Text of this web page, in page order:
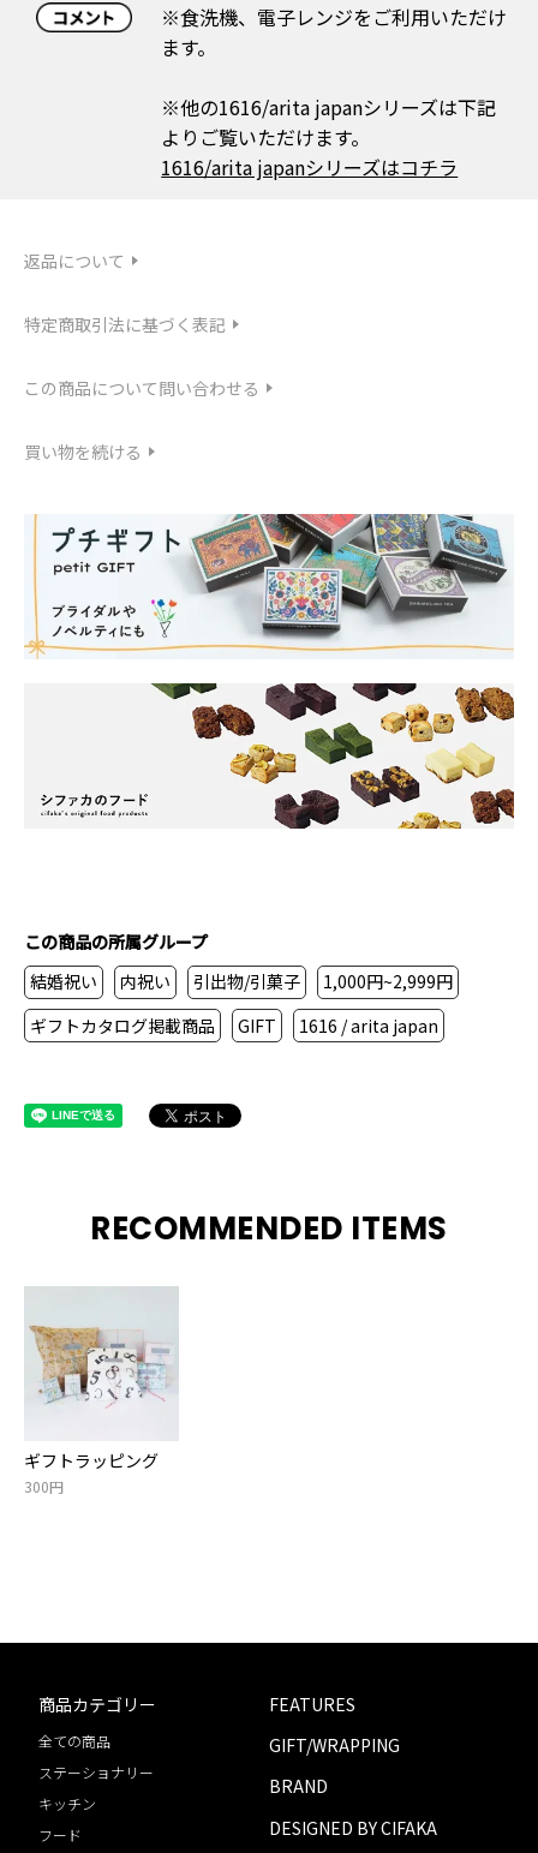
※食洗機、電子レンジをご利用いただけ
ます。
※他の1616/arita japanシリーズは下記
よりご覧いただけます。
1616/arita japanシリーズはコチラ
返品について
特定商取引法に基づく表記
この商品について問い合わせる
買い物を続ける
この商品の所属グループ
結婚祝い
内祝い 引出物/引菓子
1,000円~2,999円
ギフトカタログ掲載商品
GIFT 1616 / arita japan
RECOMMENDED ITEMS
ギフトラッピング
300円
商品カテゴリー
全ての商品
ステーショナリー
キッチン
フード
FEATURES
GIFT/WRAPPING
BRAND
DESIGNED BY CIFAKA